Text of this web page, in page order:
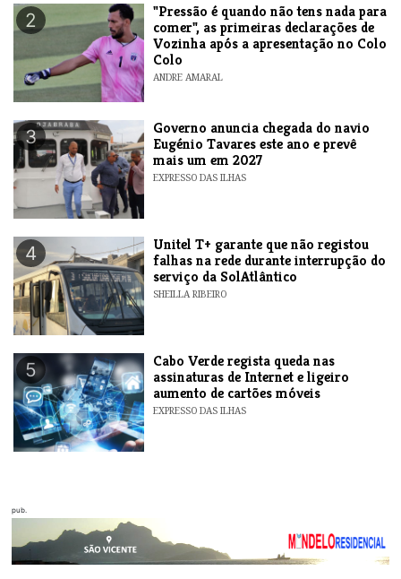
2
"Pressão é quando não tens nada para
comer", as primeiras declarações de
Vozinha após a apresentação no Colo
Colo
ANDRE AMARAL
3
Governo anuncia chegada do navio
Eugénio Tavares este ano e prevê
mais um em 2027
EXPRESSO DAS ILHAS
4
Unitel T+ garante que não registou
falhas na rede durante interrupção do
serviço da SolAtlântico
SHEILLA RIBEIRO
5
Cabo Verde regista queda nas
assinaturas de Internet e ligeiro
aumento de cartões móveis
EXPRESSO DAS ILHAS
pub.